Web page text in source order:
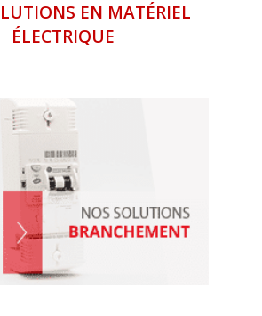
EN MATÉRIEL
ÉLECTRIQUE